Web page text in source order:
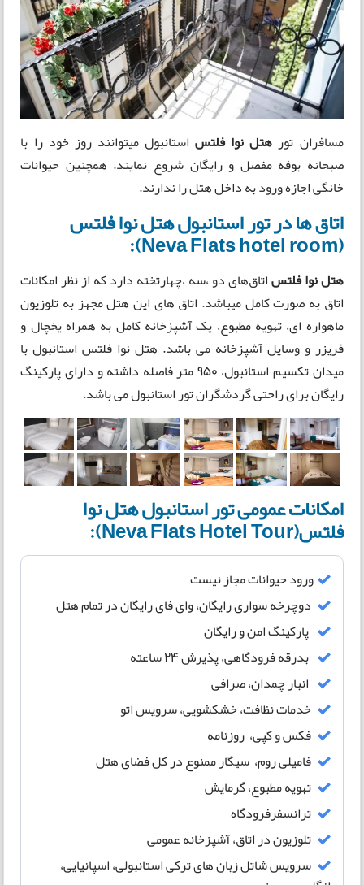
مسافران تور هتل نوا فلتساستانبول میتوانند روز خود را با
صبحانه بوفه مفصل و رایگان شروع نمایند. همچنین حیوانات
خانگی اجازه ورود به داخل هتل را ندارند.
اتاق ها در تور استانبول هتل نوا فلتس
(Neva Flats hotel room):
هتل نوا فلتساتاق‌های دو ،سه ،چهارتخته دارد که از نظر امکانات
اتاق به صورت کامل میباشد. اتاق های این هتل مجهز به تلوزیون
ماهواره ای، تهویه مطبوع، یک آشپزخانه کامل به همراه یخچال و
فریزر و وسایل آشپزخانه می باشد. هتل نوا فلتس استانبول با
میدان تکسیم استانبول، 950 متر فاصله داشته و دارای پارکینگ
رایگان برای راحتی گردشگران تور استانبول می باشد.
امکانات عمومی تور استانبول هتل نوا
فلتس(Neva Flats Hotel Tour):
ورود حیوانات مجاز نیست
دوچرخه سواری رایگان، وای فای رایگان در تمام هتل
پارکینگ امن و رایگان
بدرقه فرودگاهی، پذیرش 24 ساعته
انبار چمدان، صرافی
خدمات نظافت، خشکشویی، سرویس اتو
فکس و کپی، روزنامه
فامیلی روم، سیگار ممنوع در کل فضای هتل
تهویه مطبوع، گرمایش
ترانسفرفرودگاه
تلوزیون در اتاق، آشپزخانه عمومی
سرویس شاتل زبان های ترکی استانبولی، اسپانیایی،